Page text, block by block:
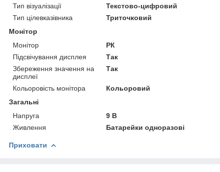
Тип візуалізації
Текстово-цифровий
Тип цілевказівника
Триточковий
Монітор
Монітор
РК
Підсвічування дисплея
Так
Збереження значення на
дисплеї
Так
Кольоровість монітора
Кольоровий
Загальні
Напруга
9 В
Живлення
Батарейки одноразові
Приховати